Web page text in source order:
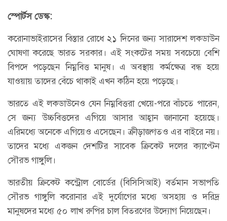
স্পোর্টস ডেস্ক:
করোনাভাইরাসের বিস্তার রোধে ২১ দিনের জন্য সারাদেশ লকডাউন
ঘোষণা করেছে ভারত সরকার। এই সংকটের সময় সবচেয়ে বেশি
বিপদে পড়েছেন নিম্নবিত্ত মানুষ। এ অবস্থায় কর্মক্ষেত্র বন্ধ হয়ে
যাওয়ায় তাদের বেঁচে থাকাই এখন কঠিন হয়ে পড়েছে।
ভারতে এই লকডাউনেও যেন নিম্নবিত্তরা খেয়ে-পরে বাঁচতে পারেন,
সে জন্য উচ্চবিত্তদের এগিয়ে আসার আহ্বান জানানো হয়েছে।
এরিমধ্যে অনেকে এগিয়েও এসেছেন। ক্রীড়াজগতও এর বাইরে নয়।
তাদের মধ্যে একজন দেশটির সাবেক ক্রিকেট দলের ক্যাপ্টেন
সৌরভ গাঙ্গুলি।
ভারতীয় ক্রিকেট কন্ট্রোল বোর্ডের (বিসিসিআই) বর্তমান সভাপতি
সৌরভ গাঙ্গুলি করোনার এই দুর্যোগের মধ্যে অসহায় ও দরিদ্র
মানুষদের মধ্যে ৫০ লাখ রুপির চাল বিতরণের উদ্যোগ নিয়েছেন।